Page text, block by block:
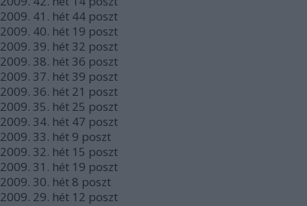
2009. 41. hét 44 poszt
2009. 40. hét 19 poszt
2009. 39. hét 32 poszt
2009. 38. hét 36 poszt
2009. 37. hét 39 poszt
2009. 36. hét 21 poszt
2009. 35. hét 25 poszt
2009. 34. hét 47 poszt
2009. 33. hét 9 poszt
2009. 32. hét 15 poszt
2009. 31. hét 19 poszt
2009. 30. hét 8 poszt
2009. 29. hét 12 poszt